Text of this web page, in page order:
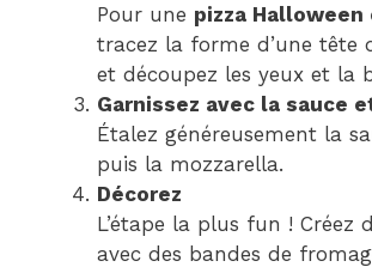
Pour une pizza
tracez la forme d’une tête
et découpez les yeux et la
Garnissez avec la sauce
Étalez généreusement la
puis la mozzarella.
Décorez
L’étape la plus fun ! Créez
avec des bandes de